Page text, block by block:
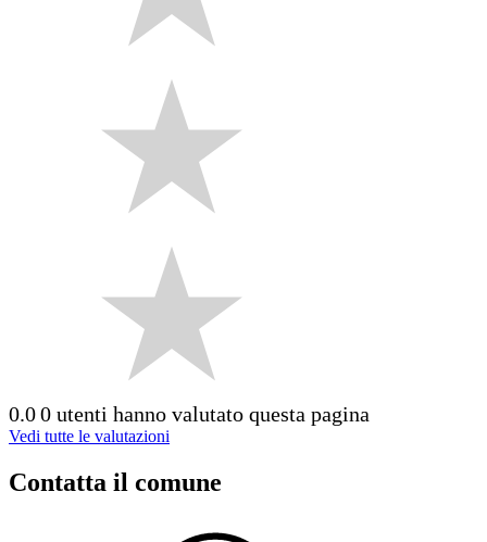
0.00 utenti hanno valutato questa pagina
Vedi tutte le valutazioni
Contatta il comune